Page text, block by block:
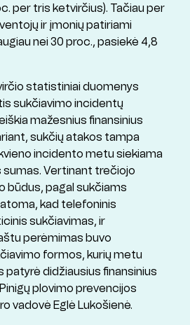
per tris ketvirčius). Tačiau per
ir įmonių patiriami
nei 30 proc., pasiekė 4,8
statistiniai duomenys
sukčiavimo incidentų
mažesnius finansinius
sukčių atakos tampa
incidento metu siekiama
sumas. Vertinant trečiojo
būdus, pagal sukčiams
kad telefoninis
sukčiavimas, ir
perėmimas buvo
formos, kurių metu
patyrė didžiausius finansinius
plovimo prevencijos
vadovė Eglė Lukošienė.